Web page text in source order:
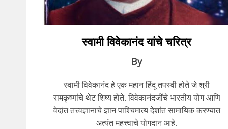
स्वामी विवेकानंद यांचे चरित्र
By
स्वामी विवेकानंद हे एक महान हिंदू तपस्वी होते जे श्री
रामकृष्णांचे थेट शिष्य होते. विवेकानंदजींचे भारतीय योग आणि
वेदांत तत्त्वज्ञानाचे ज्ञान पाश्चिमात्य देशांत सामायिक करण्यात
अत्यंत महत्त्वाचे योगदान आहे.